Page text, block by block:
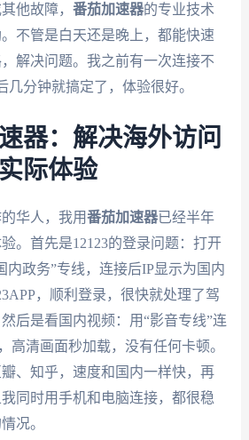
他故障， 番茄加速器的专业技术
不管是白天还是晚上，都能快速
解决问题。我之前有一次连接不
几分钟就搞定了，体验很好。
器：解决海外访问
际体验
华人，我用番茄加速器已经半年
。首先是12123的登录问题：打开
内政务”专线，连接后IP显示为国内
，顺利登录，很快就处理了驾
后是看国内视频：用“影音专线”连
高清画面秒加载，没有任何卡顿。
、知乎，速度和国内一样快，再
同时用手机和电脑连接，都很稳
况。